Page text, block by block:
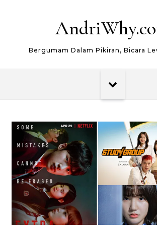
Bergumam Dalam Pikiran, Bicara